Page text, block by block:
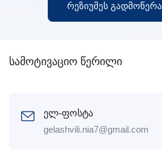
რეზიუმეს გადმოწერა
სამოტივაციო წერილი
ელ-ფოსტა
gelashvili.nia7@gmail.com